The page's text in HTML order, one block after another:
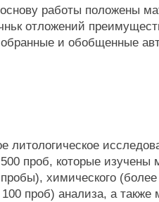
работы положены
отложений
и обобщенные
литологическое
проб, которые изучены
пробы), химического
100 проб) анализа, а также